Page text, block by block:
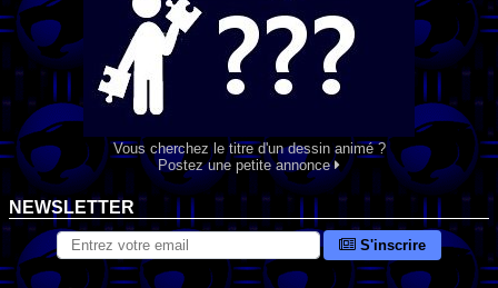
Vous cherchez le titre d'un dessin animé ?
Postez une petite annonce
NEWSLETTER
S'inscrire